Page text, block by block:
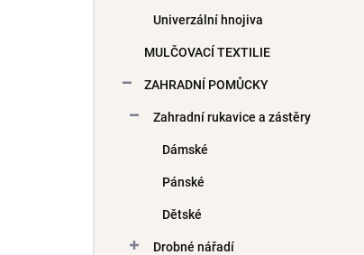
Univerzální hnojiva
MULČOVACÍ TEXTILIE
ZAHRADNÍ POMŮCKY
Zahradní rukavice a zástěry
Dámské
Pánské
Dětské
Drobné nářadí